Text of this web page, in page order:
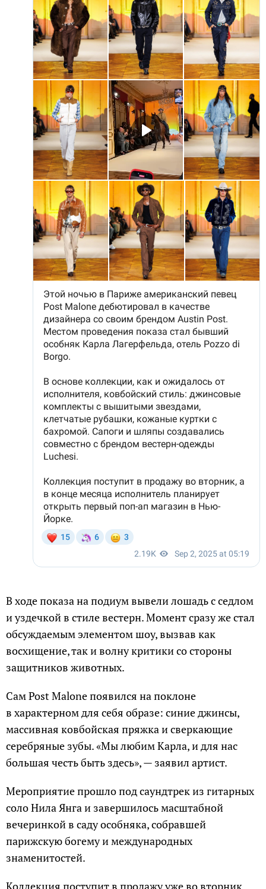
В ходе показа на подиум вывели лошадь с седлом
и уздечкой в стиле вестерн. Момент сразу же стал
обсуждаемым элементом шоу, вызвав как
восхищение, так и волну критики со стороны
защитников животных.
Сам Post Malone появился на поклоне
в характерном для себя образе: синие джинсы,
массивная ковбойская пряжка и сверкающие
серебряные зубы. «Мы любим Карла, и для нас
большая честь быть здесь», — заявил артист.
Мероприятие прошло под саундтрек из гитарных
соло Нила Янга и завершилось масштабной
вечеринкой в саду особняка, собравшей
парижскую богему и международных
знаменитостей.
Коллекция поступит в продажу уже во вторник,